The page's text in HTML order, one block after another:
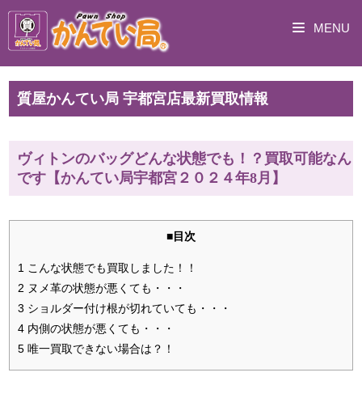
MENU
質屋かんてい局 宇都宮店最新買取情報
ヴィトンのバッグどんな状態でも！？買取可能なん
です【かんてい局宇都宮２０２４年8月】
■目次
1 こんな状態でも買取しました！！
2 ヌメ革の状態が悪くても・・・
3 ショルダー付け根が切れていても・・・
4 内側の状態が悪くても・・・
5 唯一買取できない場合は？！